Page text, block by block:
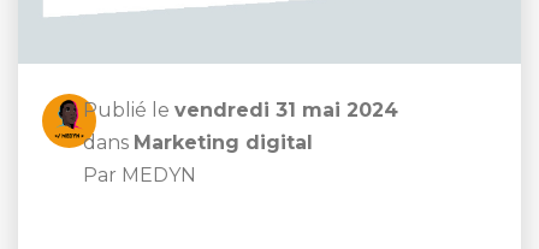
Publié le vendredi 31 mai 2024
dans Marketing digital
Par MEDYN